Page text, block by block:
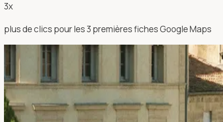
3x
plus de clics pour les 3 premières fiches Google Maps